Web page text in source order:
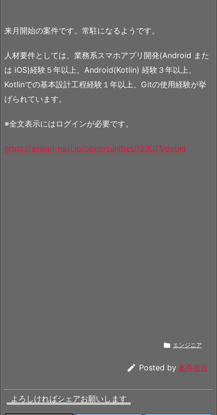
来月開始の案件です。常駐になるようです。
人材要件としては、業務系スマホアプリ開発(Android また
は iOS)経験５年以上、Android(Kotlin) 経験３年以上、
Kotlinでの基本設計工程経験１年以上、Gitの使用経験が挙
げられています。
※全文表示にはログインが必要です。
https://assign-navi.jp/opportunities/129071/detail
 エンジニア
 Posted by 案件担当
よろしければシェアお願いします